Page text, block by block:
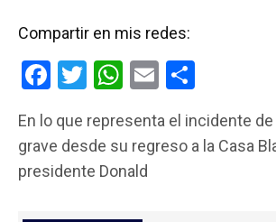
Compartir en mis redes:
F
ce
b
T
tt
er
W
at
s
E
ail m
p
En lo que representa el incidente
grave desde su regreso a la Casa
presidente Donald